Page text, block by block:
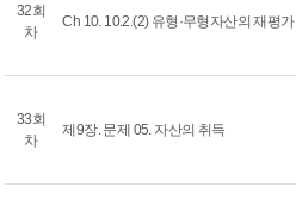
32회
차
Ch 10. 10.2.(2) 유형·무형자산의 재평가
33회
차
제9장. 문제 05. 자산의 취득